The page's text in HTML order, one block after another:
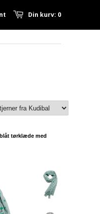
Din kurv: 0
tørklæde med